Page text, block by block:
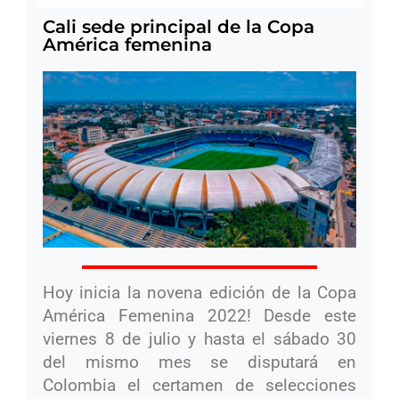
Cali sede principal de la Copa
América femenina
Hoy inicia la novena edición de la Copa
América Femenina 2022! Desde este
viernes 8 de julio y hasta el sábado 30
del mismo mes se disputará en
Colombia el certamen de selecciones